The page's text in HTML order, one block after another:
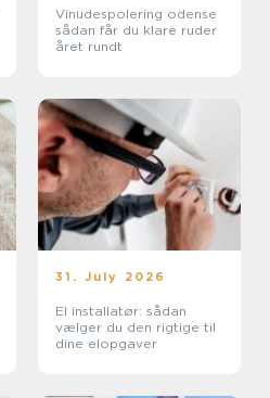
Vinudespolering odense
sådan får du klare ruder
året rundt
31. July 2026
El installatør: sådan
vælger du den rigtige til
dine elopgaver